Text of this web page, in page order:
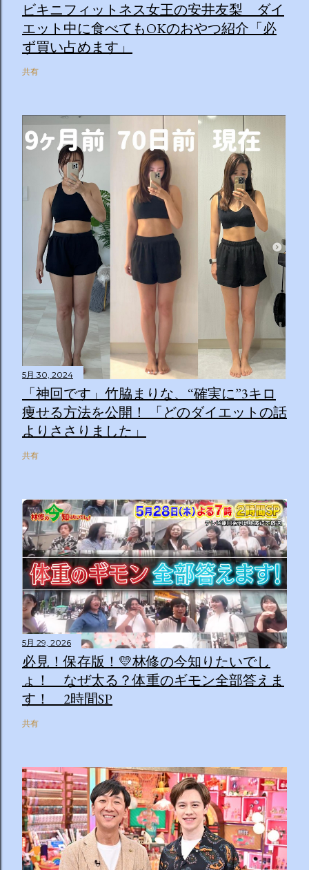
ビキニフィットネス女王の安井友梨 ダイ
エット中に食べてもOKのおやつ紹介「必
ず買い占めます」
共有
5月 30, 2024
「神回です」竹脇まりな、“確実に”3キロ
痩せる方法を公開！ 「どのダイエットの話
よりささりました」
共有
5月 29, 2026
必見！保存版！💛林修の今知りたいでし
ょ！ なぜ太る？体重のギモン全部答えま
す！ 2時間SP
共有